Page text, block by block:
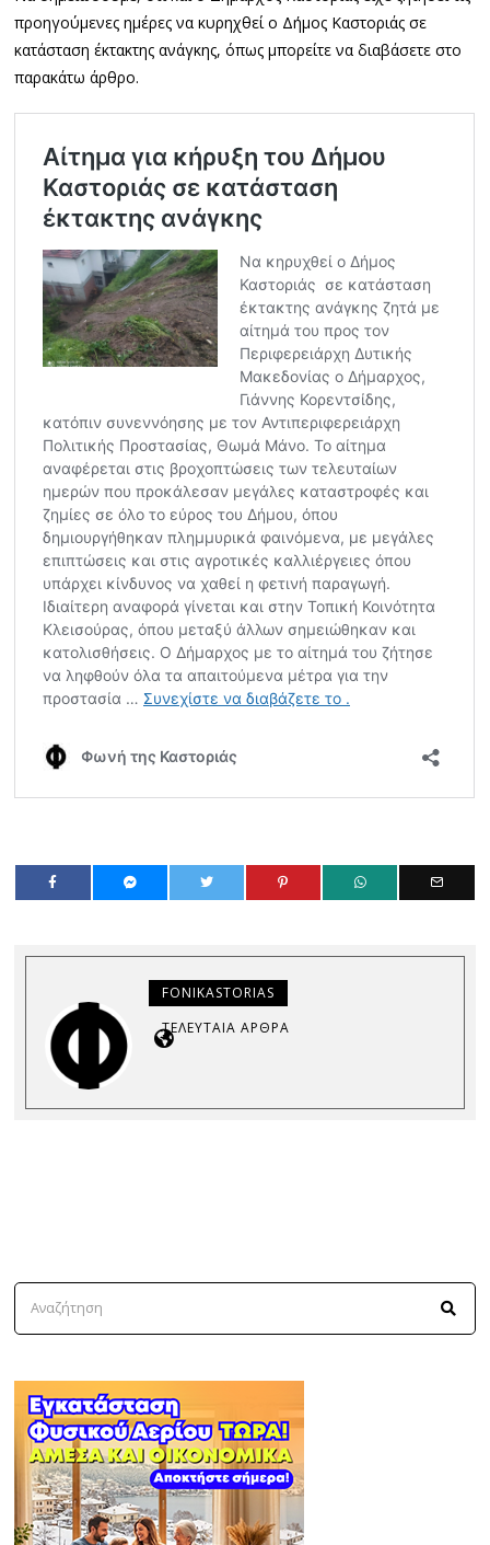
προηγούμενες ημέρες να κυρηχθεί ο Δήμος Καστοριάς σε
κατάσταση έκτακτης ανάγκης, όπως μπορείτε να διαβάσετε στο
παρακάτω άρθρο.
FONIKASTORIAS
ΤΕΛΕΥΤΑΊΑ ΆΡΘΡΑ